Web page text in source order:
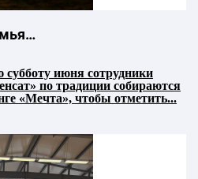
июня сотрудники
по традиции собираются
«Мечта», чтобы отметить...